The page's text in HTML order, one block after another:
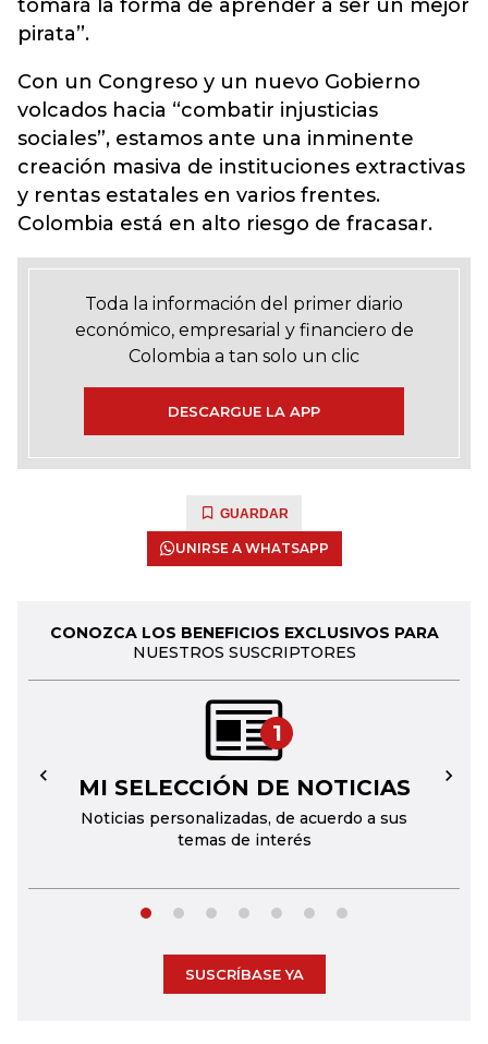
tomará la forma de aprender a ser un mejor
pirata’’.
Con un Congreso y un nuevo Gobierno
volcados hacia “combatir injusticias
sociales”, estamos ante una inminente
creación masiva de instituciones extractivas
y rentas estatales en varios frentes.
Colombia está en alto riesgo de fracasar.
Toda la información del primer diario
económico, empresarial y financiero de
Colombia a tan solo un clic
DESCARGUE LA APP
GUARDAR
UNIRSE A WHATSAPP
CONOZCA LOS BENEFICIOS EXCLUSIVOS PARA
NUESTROS SUSCRIPTORES
1
MI SELECCIÓN DE NOTICIAS
Noticias personalizadas, de acuerdo a sus
temas de interés
← →
SUSCRÍBASE YA